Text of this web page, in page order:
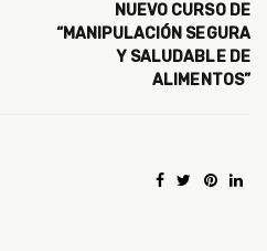
NUEVO CURSO DE
“MANIPULACIÓN SEGURA
Y SALUDABLE DE
ALIMENTOS”